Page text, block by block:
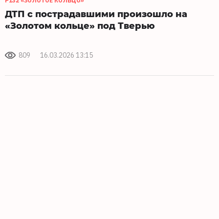
ДТП с пострадавшими произошло на
«Золотом кольце» под Тверью
809 16.03.2026 13:15